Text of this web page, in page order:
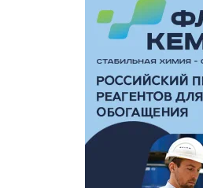
Уголь России и Майнинг 2026
MiningWorld Russia 2026
ДП Подкаст. Новый сезон
Рудник 2025